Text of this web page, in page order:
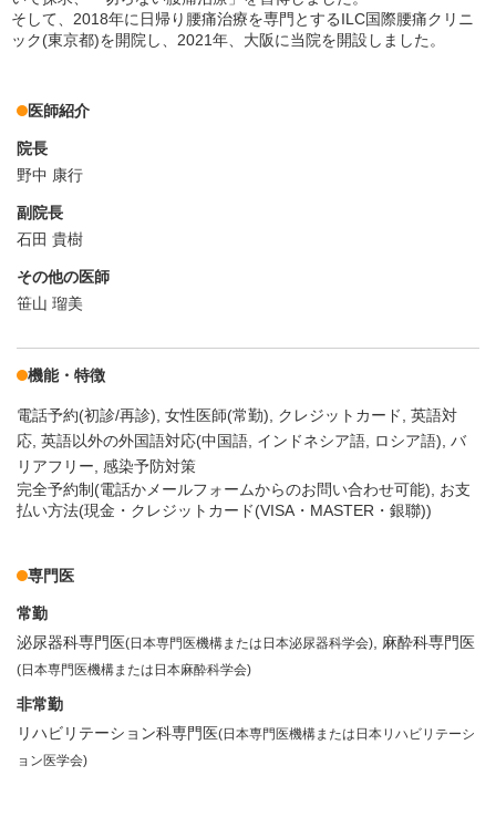
そして、2018年に日帰り腰痛治療を専門とするILC国際腰痛クリニ
ック(東京都)を開院し、2021年、大阪に当院を開設しました。
医師紹介
院長
野中 康行
副院長
石田 貴樹
その他の医師
笹山 瑠美
機能・特徴
電話予約(初診/再診) 女性医師(常勤) クレジットカード
英語対
応 英語以外の外国語対応(中国語, インドネシア語, ロシア語) バ
リアフリー 感染予防対策
完全予約制(電話かメールフォームからのお問い合わせ可能), お支
払い方法(現金・クレジットカード(VISA・MASTER・銀聯))
専門医
常勤
泌尿器科専門医(日本専門医機構または日本泌尿器科学会) 麻酔科専門医
(日本専門医機構または日本麻酔科学会)
非常勤
リハビリテーション科専門医(日本専門医機構または日本リハビリテーシ
ョン医学会)